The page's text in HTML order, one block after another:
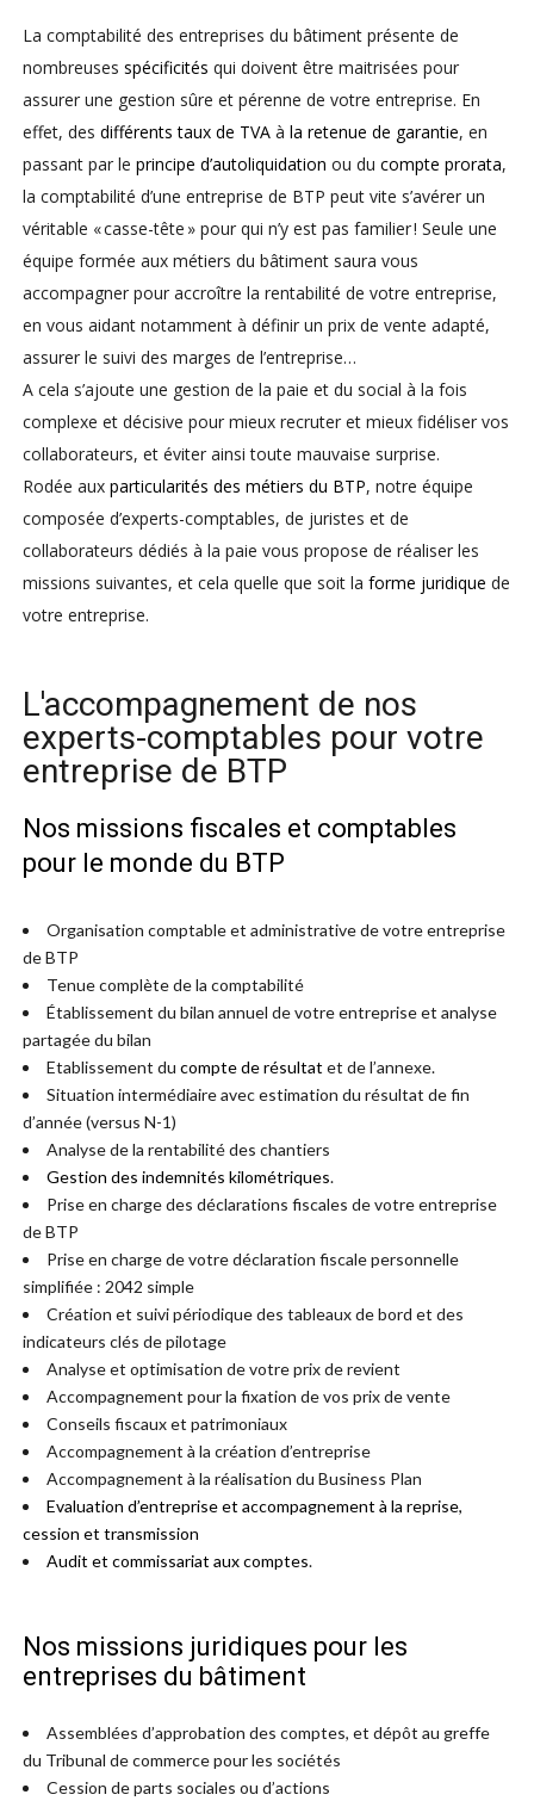
La comptabilité des entreprises du bâtiment présente de
nombreuses spécificités qui doivent être maitrisées pour
assurer une gestion sûre et pérenne de votre entreprise. En
effet, des différents taux de TVAà la retenue de garantie, en
passant par le principe d’autoliquidation ou du compte prorata,
la comptabilité d’une entreprise de BTP peut vite s’avérer un
véritable « casse-tête » pour qui n’y est pas familier ! Seule une
équipe formée aux métiers du bâtiment saura vous
accompagner pour accroître la rentabilité de votre entreprise,
en vous aidant notamment à définir un prix de vente adapté,
assurer le suivi des marges de l’entreprise…
A cela s’ajoute une gestion de la paie et du social à la fois
complexe et décisive pour mieux recruter et mieux fidéliser vos
collaborateurs, et éviter ainsi toute mauvaise surprise.
Rodée aux particularités des métiers du BTP, notre équipe
composée d’experts-comptables, de juristes et de
collaborateurs dédiés à la paie vous propose de réaliser les
missions suivantes, et cela quelle que soit la forme juridique de
votre entreprise.
L'accompagnement de nos
experts-comptables pour votre
entreprise de BTP
Nos missions fiscales et comptables
pour le monde du BTP
Organisation comptable et administrative de votre entreprise
de BTP
Tenue complète de la comptabilité
Établissement du bilan annuel de votre entreprise et analyse
partagée du bilan
Etablissement du compte de résultat et de l’annexe.
Situation intermédiaire avec estimation du résultat de fin
d’année (versus N-1)
Analyse de la rentabilité des chantiers
Gestion des indemnités kilométriques.
Prise en charge des déclarations fiscales de votre entreprise
de BTP
Prise en charge de votre déclaration fiscale personnelle
simplifiée : 2042 simple
Création et suivi périodique des tableaux de bord et des
indicateurs clés de pilotage
Analyse et optimisation de votre prix de revient
Accompagnement pour la fixation de vos prix de vente
Conseils fiscaux et patrimoniaux
Accompagnement à la création d’entreprise
Accompagnement à la réalisation du Business Plan
Evaluation d’entreprise et accompagnement à la reprise,
cession et transmission
Audit et commissariat aux comptes.
Nos missions juridiques pour les
entreprises du bâtiment
Assemblées d’approbation des comptes, et dépôt au greffe
du Tribunal de commerce pour les sociétés
Cession de parts sociales ou d’actions